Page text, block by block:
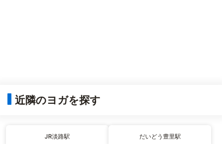
近隣のヨガを探す
JR淡路駅 だいどう豊里駅